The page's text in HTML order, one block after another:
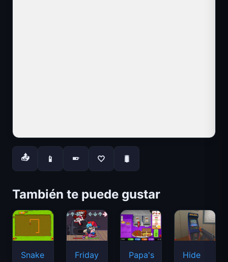
📤 📱 📱 🤍 🐛
También te puede gustar
Snake
Friday
Papa's
Hide